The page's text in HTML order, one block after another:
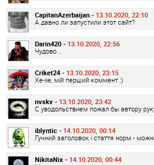
CapitanAzerbaijan - 13.10.2020, 22:10
А давно ли запустили этот сайт?
Darin420 - 13.10.2020, 22:56
Чудово ..
Criket24 - 13.10.2020, 23:15
Хе-хе, мій перший коммент :)
nvskv - 13.10.2020, 23:42
С уводольствием пожал бы автору
iblyntic - 14.10.2020, 00:14
Гучний заголовок і стаття норм -
NikitaNix - 14.10.2020, 00:44